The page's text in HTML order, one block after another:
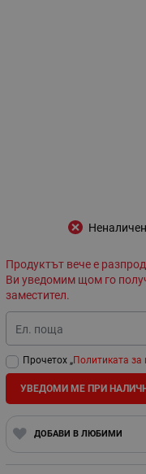
Неналичен
Продуктът вече е
Ви уведомим щом го
заместител.
Ел. поща
Прочетох „Политиката за
УВЕДОМИ МЕ ПРИ
ДОБАВИ В ЛЮБИМИ